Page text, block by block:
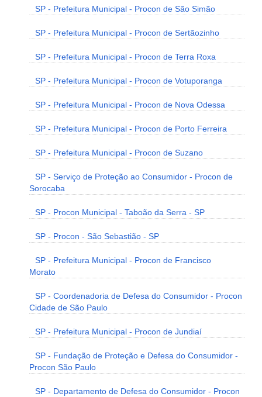
SP - Prefeitura Municipal - Procon de São Simão
SP - Prefeitura Municipal - Procon de Sertãozinho
SP - Prefeitura Municipal - Procon de Terra Roxa
SP - Prefeitura Municipal - Procon de Votuporanga
SP - Prefeitura Municipal - Procon de Nova Odessa
SP - Prefeitura Municipal - Procon de Porto Ferreira
SP - Prefeitura Municipal - Procon de Suzano
SP - Serviço de Proteção ao Consumidor - Procon de
Sorocaba
SP - Procon Municipal - Taboão da Serra - SP
SP - Procon - São Sebastião - SP
SP - Prefeitura Municipal - Procon de Francisco
Morato
SP - Coordenadoria de Defesa do Consumidor - Procon
Cidade de São Paulo
SP - Prefeitura Municipal - Procon de Jundiaí
SP - Fundação de Proteção e Defesa do Consumidor -
Procon São Paulo
SP - Departamento de Defesa do Consumidor - Procon